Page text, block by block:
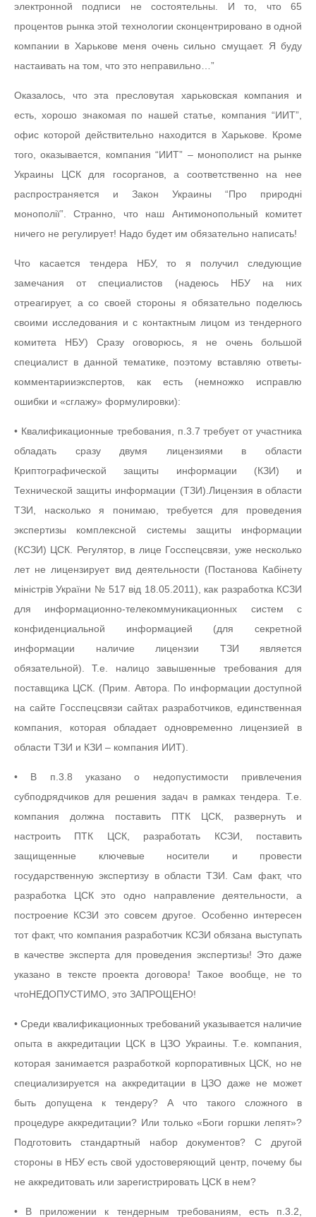
электронной подписи не состоятельны. И то, что 65
процентов рынка этой технологии сконцентрировано в одной
компании в Харькове меня очень сильно смущает. Я буду
настаивать на том, что это неправильно…”
Оказалось, что эта пресловутая харьковская компания и
есть, хорошо знакомая по нашей статье, компания “ИИТ”,
офис которой действительно находится в Харькове. Кроме
того, оказывается, компания “ИИТ” – монополист на рынке
Украины ЦСК для госорганов, а соответственно на нее
распространяется и Закон Украины “Про природні
монополії”. Странно, что наш Антимонопольный комитет
ничего не регулирует! Надо будет им обязательно написать!
Что касается тендера НБУ, то я получил следующие
замечания от специалистов (надеюсь НБУ на них
отреагирует, а со своей стороны я обязательно поделюсь
своими исследования и с контактным лицом из тендерного
комитета НБУ) Сразу оговорюсь, я не очень большой
специалист в данной тематике, поэтому вставляю ответы-
комментарииэкспертов, как есть (немножко исправлю
ошибки и «сглажу» формулировки):
• Квалификационные требования, п.3.7 требует от участника
обладать сразу двумя лицензиями в области
Криптографической защиты информации (КЗИ) и
Технической защиты информации (ТЗИ).Лицензия в области
ТЗИ, насколько я понимаю, требуется для проведения
экспертизы комплексной системы защиты информации
(КСЗИ) ЦСК. Регулятор, в лице Госспецсвязи, уже несколько
лет не лицензирует вид деятельности (Постанова Кабінету
міністрів України № 517 від 18.05.2011), как разработка КСЗИ
для информационно-телекоммуникационных систем с
конфиденциальной информацией (для секретной
информации наличие лицензии ТЗИ является
обязательной). Т.е. налицо завышенные требования для
поставщика ЦСК. (Прим. Автора. По информации доступной
на сайте Госспецсвязи сайтах разработчиков, единственная
компания, которая обладает одновременно лицензией в
области ТЗИ и КЗИ – компания ИИТ).
• В п.3.8 указано о недопустимости привлечения
субподрядчиков для решения задач в рамках тендера. Т.е.
компания должна поставить ПТК ЦСК, развернуть и
настроить ПТК ЦСК, разработать КСЗИ, поставить
защищенные ключевые носители и провести
государственную экспертизу в области ТЗИ. Сам факт, что
разработка ЦСК это одно направление деятельности, а
построение КСЗИ это совсем другое. Особенно интересен
тот факт, что компания разработчик КСЗИ обязана выступать
в качестве эксперта для проведения экспертизы! Это даже
указано в тексте проекта договора! Такое вообще, не то
чтоНЕДОПУСТИМО, это ЗАПРОЩЕНО!
• Среди квалификационных требований указывается наличие
опыта в аккредитации ЦСК в ЦЗО Украины. Т.е. компания,
которая занимается разработкой корпоративных ЦСК, но не
специализируется на аккредитации в ЦЗО даже не может
быть допущена к тендеру? А что такого сложного в
процедуре аккредитации? Или только «Боги горшки лепят»?
Подготовить стандартный набор документов? С другой
стороны в НБУ есть свой удостоверяющий центр, почему бы
не аккредитовать или зарегистрировать ЦСК в нем?
• В приложении к тендерным требованиям, есть п.3.2,